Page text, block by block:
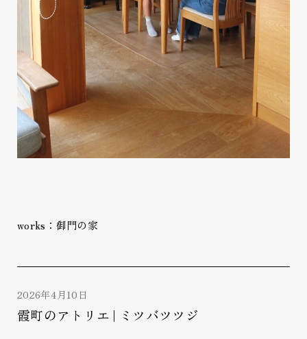
works：御門の家
2026年4月10日
霞町のアトリエ | ミツバツツジ